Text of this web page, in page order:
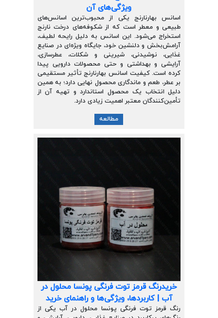
ویژگی‌های آن
اسانس بهارنارنج یکی از محبوب‌ترین اسانس‌های
طبیعی و معطر است که از شکوفه‌های درخت نارنج
استخراج می‌شود. این اسانس به دلیل رایحه لطیف،
آرامش‌بخش و دلنشین خود، جایگاه ویژه‌ای در صنایع
غذایی، نوشیدنی، شیرینی و شکلات، عطرسازی،
آرایشی و بهداشتی و حتی محصولات دارویی پیدا
کرده است. کیفیت اسانس بهارنارنج تأثیر مستقیمی
بر عطر، طعم و ماندگاری محصول نهایی دارد؛ به همین
دلیل انتخاب یک محصول استاندارد و تهیه آن از
تأمین‌کنندگان معتبر اهمیت زیادی دارد.
مطالعه
خریدرنگ قرمز توت فرنگی پونسا محلول در
آب | کاربردها، ویژگی‌ها و راهنمای خرید
رنگ قرمز توت فرنگی پونسا محلول در آب یکی از